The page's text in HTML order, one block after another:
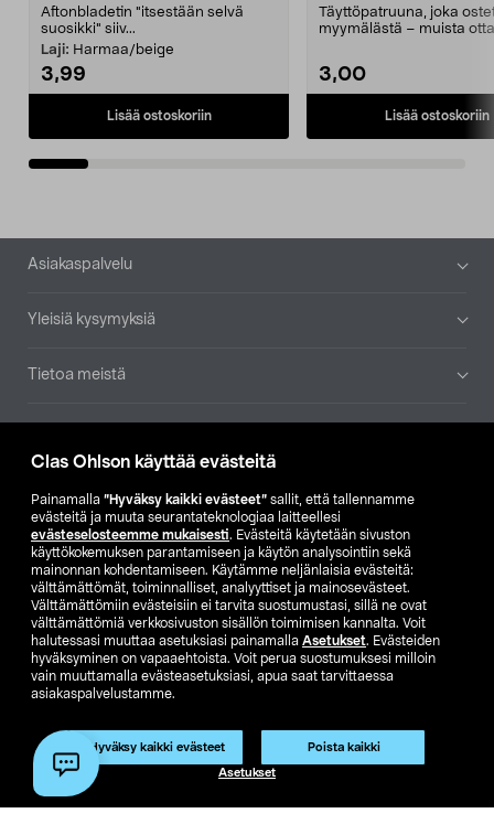
Clas Ohlson käyttää evästeitä
Painamalla ”Hyväksy kaikki evästeet” sallit, että tallennamme
evästeitä ja muuta seurantateknologiaa laitteellesi
evästeselosteemme mukaisesti. Evästeitä käytetään sivuston
käyttökokemuksen parantamiseen ja käytön analysointiin sekä
mainonnan kohdentamiseen. Käytämme neljänlaisia evästeitä:
välttämättömät, toiminnalliset, analyyttiset ja mainosevästeet.
Välttämättömiin evästeisiin ei tarvita suostumustasi, sillä ne ovat
välttämättömiä verkkosivuston sisällön toimimisen kannalta. Voit
halutessasi muuttaa asetuksiasi painamalla Asetukset. Evästeiden
hyväksyminen on vapaaehtoista. Voit perua suostumuksesi milloin
vain muuttamalla evästeasetuksiasi, apua saat tarvittaessa
asiakaspalvelustamme.
Hyväksy kaikki evästeet Poista kaikki
Asetukset
Aftonbladetin "itsestään selvä
suosikki" siiv...
Laji: Harmaa/beige
3,99
Lisää ostoskoriin
Täyttöpatruuna, joka
myymälästä – muista
3,00
Lisää ostoskoriin
Alatunniste
Asiakaspalvelu
Yleisiä kysymyksiä
Tietoa meistä
Etsi myymälä
SE NO FI
FI SV
Ostoehdot